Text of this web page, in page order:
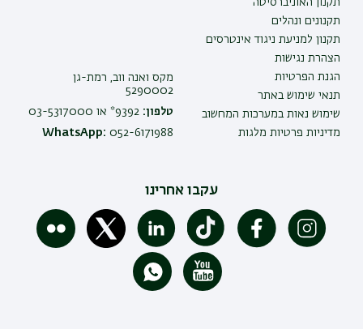
תקנון האוניברסיטה
תקנונים ונהלים
תקנון למניעת ניגוד אינטרסים
הצהרת נגישות
הגנת הפרטיות
תנאי שימוש באתר
שימוש נאות במערכות המחשוב
מדיניות פרטיות מלגות
מקס ואנה ווב, רמת-גן
5290002
טלפון: 9392* או 03-5317000
WhatsApp: 052-6171988
עקבו אחרינו